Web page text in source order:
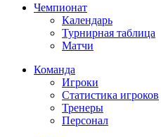
Чемпионат
Календарь
Турнирная таблица
Матчи
Команда
Игроки
Статистика игроков
Тренеры
Персонал